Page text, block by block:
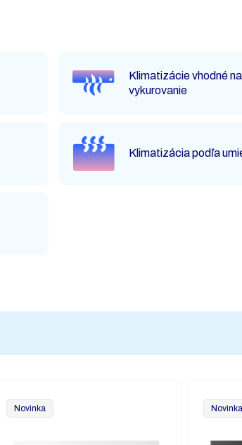
Klimatizácie vhodné na
vykurovanie
Klimatizácia podľa
Novinka Novinka